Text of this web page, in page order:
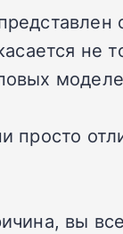
не
вы